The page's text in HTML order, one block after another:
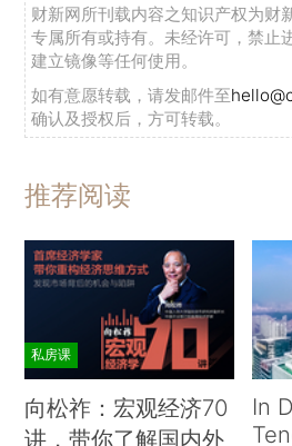
财新网所刊载内容之知识产权为财
专属所有或持有。未经许可，禁止
建立镜像等任何使用。
如有意愿转载，请发邮件至
确认及授权后，方可转载。
推荐阅读
私房课
向松祚：宏观经济70
讲，带你了解国内外
In